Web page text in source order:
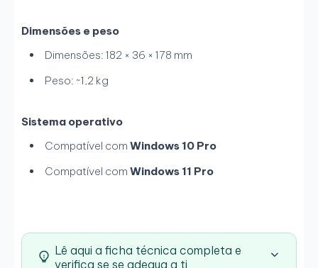
Dimensões e peso
Dimensões: 182 × 36 × 178 mm
Peso: ~1,2 kg
Sistema operativo
Compatível com Windows 10 Pro
Compatível com Windows 11 Pro
Lê aqui a ficha técnica completa e
verifica se se adequa a ti